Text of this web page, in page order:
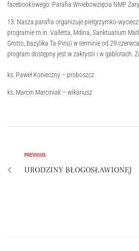
facebook’owego: Parafia Wniebowzięcia NMP Żary.
13. Nasza parafia organizuje pielgrzymko-
programie m.in. Valletta, Mdina, Sanktuarium
Grotto, bazylika Ta-Pinu) w terminie od 29
program dostępny jest w zakrystii i w gablotach.
ks. Paweł Konieczny – proboszcz
ks. Marcin Marciniak – wikariusz
PREVIOUS
URODZINY BŁOGOSŁAWIONEJ